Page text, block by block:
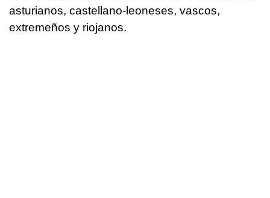
asturianos, castellano-leoneses, vascos,
extremeños y riojanos.